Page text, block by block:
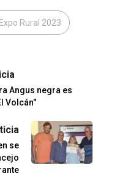
Rural 2023
Angus negra es
Volcán"
se